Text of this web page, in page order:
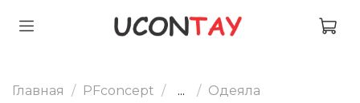
Главная PFconcept ... Одеяла